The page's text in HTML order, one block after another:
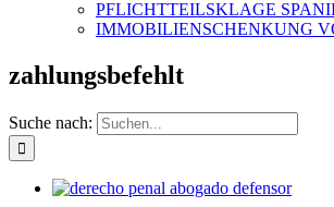
PFLICHTTEILSKLAGE
IMMOBILIENSCHENKUNG
zahlungsbefehlt
Suche nach: